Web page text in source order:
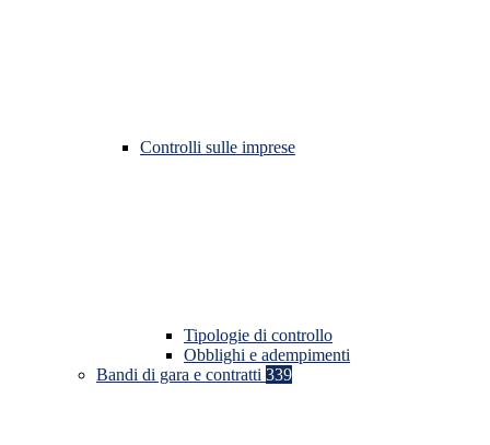
Controlli sulle imprese
Tipologie di controllo
Obblighi e adempimenti
Bandi di gara e contratti 339